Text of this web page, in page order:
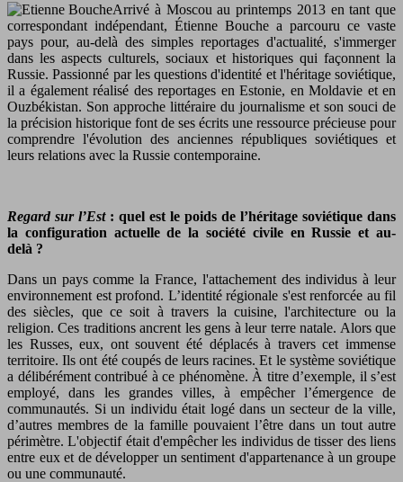
Arrivé à Moscou au printemps 2013 en tant que
correspondant indépendant, Étienne Bouche a parcouru ce vaste
pays pour, au-delà des simples reportages d'actualité, s'immerger
dans les aspects culturels, sociaux et historiques qui façonnent la
Russie. Passionné par les questions d'identité et l'héritage soviétique,
il a également réalisé des reportages en Estonie, en Moldavie et en
Ouzbékistan. Son approche littéraire du journalisme et son souci de
la précision historique font de ses écrits une ressource précieuse pour
comprendre l'évolution des anciennes républiques soviétiques et
leurs relations avec la Russie contemporaine.
Regard sur l’Est: quel est le poids de l’héritage soviétique dans
la configuration actuelle de la société civile en Russie et au-
delà ?
Dans un pays comme la France, l'attachement des individus à leur
environnement est profond. L’identité régionale s'est renforcée au fil
des siècles, que ce soit à travers la cuisine, l'architecture ou la
religion. Ces traditions ancrent les gens à leur terre natale. Alors que
les Russes, eux, ont souvent été déplacés à travers cet immense
territoire. Ils ont été coupés de leurs racines. Et le système soviétique
a délibérément contribué à ce phénomène. À titre d’exemple, il s’est
employé, dans les grandes villes, à empêcher l’émergence de
communautés. Si un individu était logé dans un secteur de la ville,
d’autres membres de la famille pouvaient l’être dans un tout autre
périmètre. L'objectif était d'empêcher les individus de tisser des liens
entre eux et de développer un sentiment d'appartenance à un groupe
ou une communauté.